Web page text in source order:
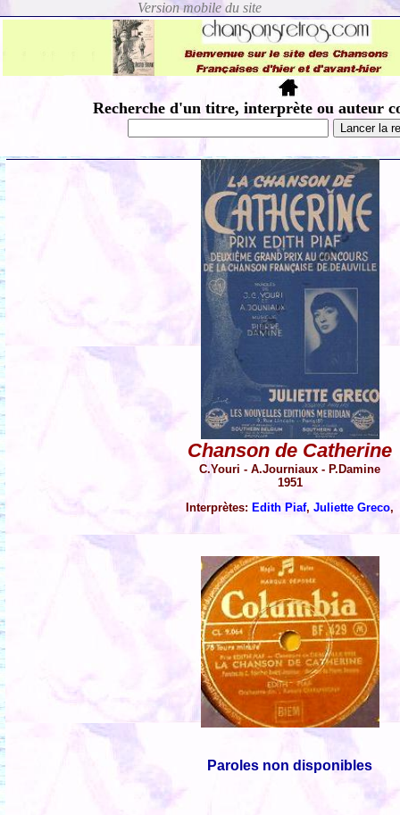
Recherche d'un titre, interprète ou auteur
Chanson de Catherine
C.Youri - A.Journiaux - P.Damine
1951
Interprètes: Edith Piaf,Juliette Greco,
Paroles non disponibles